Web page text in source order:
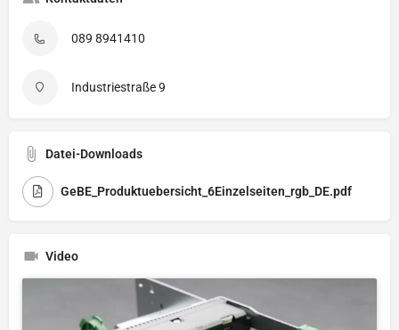
089 8941410
Industriestraße 9
Datei-Downloads
GeBE_Produktuebersicht_6Einzelseiten_rgb_DE.pdf
Video